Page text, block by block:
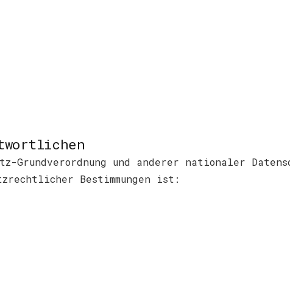
Grundverordnung und anderer nationaler
Bestimmungen ist: